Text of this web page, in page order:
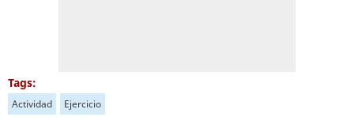
Tags:
Actividad Ejercicio